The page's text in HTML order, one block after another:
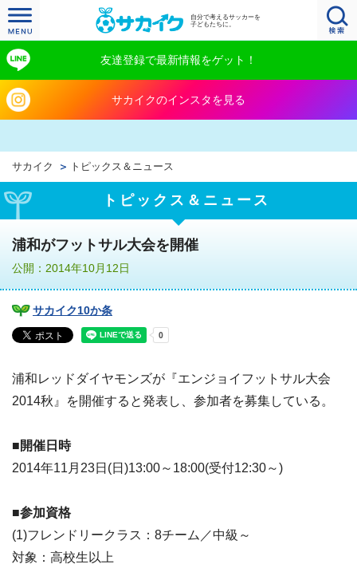
自分で考えるサッカーを
子どもたちに。
友達登録で最新情報をゲット！
サカイクのインスタを見る
サカイク トピックス＆ニュース
トピックス＆ニュース
浦和がフットサル大会を開催
公開：2014年10月12日
サカイク10か条
浦和レッドダイヤモンズが『エンジョイフットサル大会
2014秋』を開催すると発表し、参加者を募集している。
■開催日時
2014年11月23日(日)13:00～18:00(受付12:30～)
■参加資格
(1)フレンドリークラス：8チーム／中級～
対象：高校生以上